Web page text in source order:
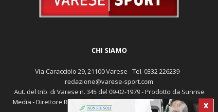
X
CHI SIAMO
Via Caracciolo 29, 21100 Varese - Tel. 0332 226239 -
redazione@varese-sport.com
Aut. del trib. di Varese n. 345 del 09-02-1979 - Prodotto da Sunrise
Media - Direttore Responsabile: Michele Marocco -Cookie policy